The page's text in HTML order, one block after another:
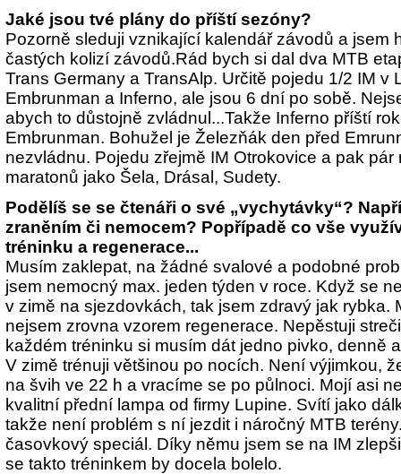
Jaké jsou tvé plány do příští sezóny?
Pozorně sleduji vznikající kalendář závodů a jsem
častých kolizí závodů.Rád bych si dal dva MTB
Trans Germany a TransAlp. Určitě pojedu 1/2 IM v
Embrunman a Inferno, ale jsou 6 dní po sobě.
abych to důstojně zvládnul...Takže Inferno příští
Embrunman. Bohužel je Železňák den před
nezvládnu. Pojedu zřejmě IM Otrokovice a pak
maratonů jako Šela, Drásal, Sudety.
Podělíš se se čtenáři o své „vychytávky“?
zraněním či nemocem? Popřípadě co vše
tréninku a regenerace...
Musím zaklepat, na žádné svalové a podobné
jsem nemocný max. jeden týden v roce. Když se
v zimě na sjezdovkách, tak jsem zdravý jak rybka.
nejsem zrovna vzorem regenerace. Nepěstuji
každém tréninku si musím dát jedno pivko, denně
V zimě trénuji většinou po nocích. Není výjimkou,
na švih ve 22 h a vracíme se po půlnoci. Mojí asi
kvalitní přední lampa od firmy Lupine. Svítí jako
takže není problém s ní jezdit i náročný MTB
časovkový speciál. Díky němu jsem se na IM
se takto tréninkem by docela bolelo.